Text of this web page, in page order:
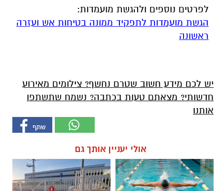
לפרטים נוספים ולהגשת מועמדות:
הגשת מועמדות לתפקיד ממונה בטיחות אש ועזרה
ראשונה
יש לכם מידע חשוב שטרם נחשף? צילומים מאירוע
חדשותי? מצאתם טעות בכתבה? נשמח שתשתפו
אותנו
אולי יעניין אותך גם